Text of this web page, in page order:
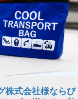
株式会社様ならび